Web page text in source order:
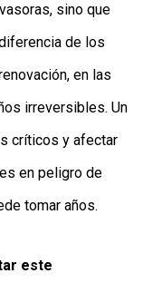
sino que
de los
en las
irreversibles. Un
críticos y afectar
en peligro de
tomar años.
este